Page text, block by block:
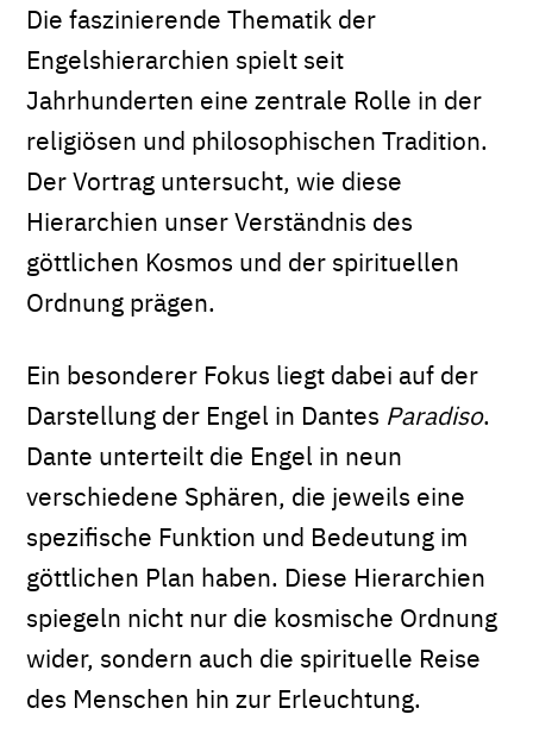
Die faszinierende Thematik der
Engelshierarchien spielt seit
Jahrhunderten eine zentrale Rolle in der
religiösen und philosophischen Tradition.
Der Vortrag untersucht, wie diese
Hierarchien unser Verständnis des
göttlichen Kosmos und der spirituellen
Ordnung prägen.
Ein besonderer Fokus liegt dabei auf der
Darstellung der Engel in Dantes Paradiso.
Dante unterteilt die Engel in neun
verschiedene Sphären, die jeweils eine
spezifische Funktion und Bedeutung im
göttlichen Plan haben. Diese Hierarchien
spiegeln nicht nur die kosmische Ordnung
wider, sondern auch die spirituelle Reise
des Menschen hin zur Erleuchtung.